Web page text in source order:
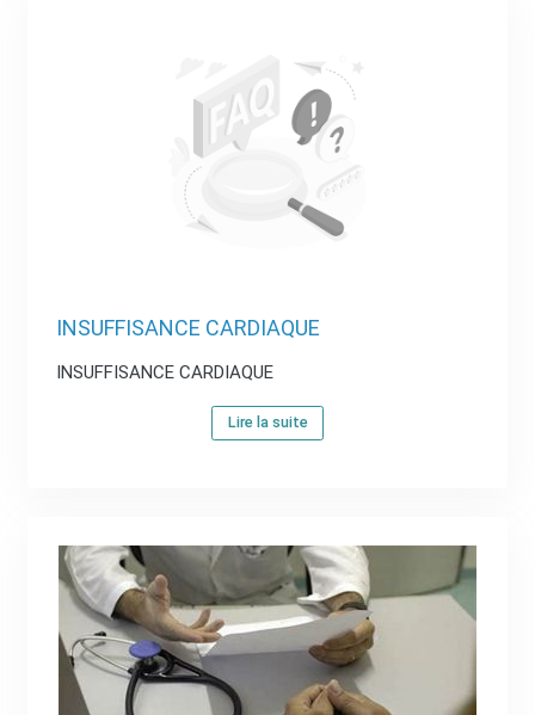
INSUFFISANCE CARDIAQUE
INSUFFISANCE CARDIAQUE
Lire la suite